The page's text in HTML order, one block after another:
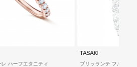
テ フルエタニティ 26
TASAKI
ブリッランテ フルエタ